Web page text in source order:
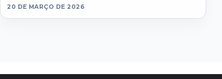
20 DE MARÇO DE 2026